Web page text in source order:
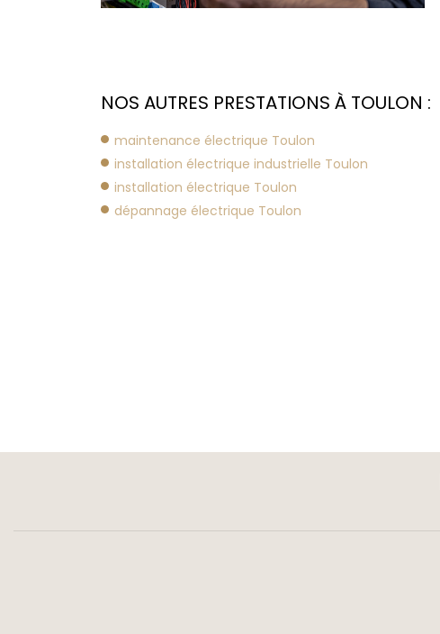
NOS AUTRES PRESTATIONS À TOULON :
maintenance électrique Toulon
installation électrique industrielle Toulon
installation électrique Toulon
dépannage électrique Toulon